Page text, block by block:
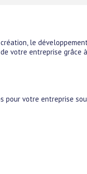
le
votre entreprise grâce
votre entreprise